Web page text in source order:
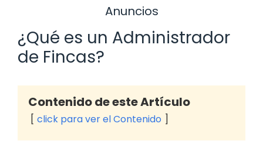
Anuncios
¿Qué es un Administrador
de Fincas?
Contenido de este Artículo
click para ver el Contenido